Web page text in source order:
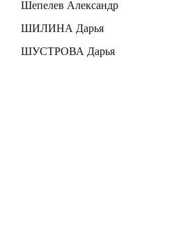
Шепелев Александр
ШИЛИНА Дарья
ШУСТРОВА Дарья